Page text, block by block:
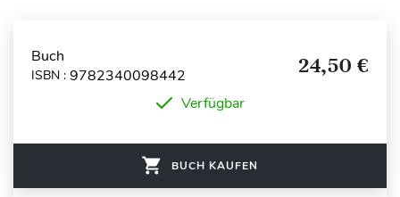
Buch
ISBN : 9782340098442 24,50 €
Verfügbar
BUCH KAUFEN